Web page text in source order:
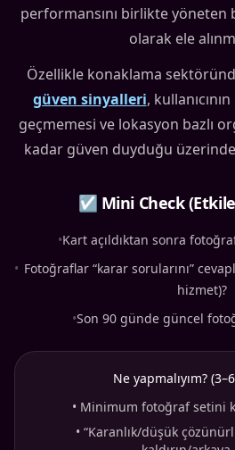
performansını birlikte yöneten
olarak ele
Özellikle konaklama
güven sinyalleri,
geçmemesi ve lokasyon bazlı
kadar güven duyduğu
☑ Mini Check
•Kart açıldıktan sonra
• Fotoğraflar “karar sorularını”
hizmet)?
•Son 90 günde güncel
Ne yapmalıyım?
• Minimum fotoğraf setini
• “Karanlık/düşük